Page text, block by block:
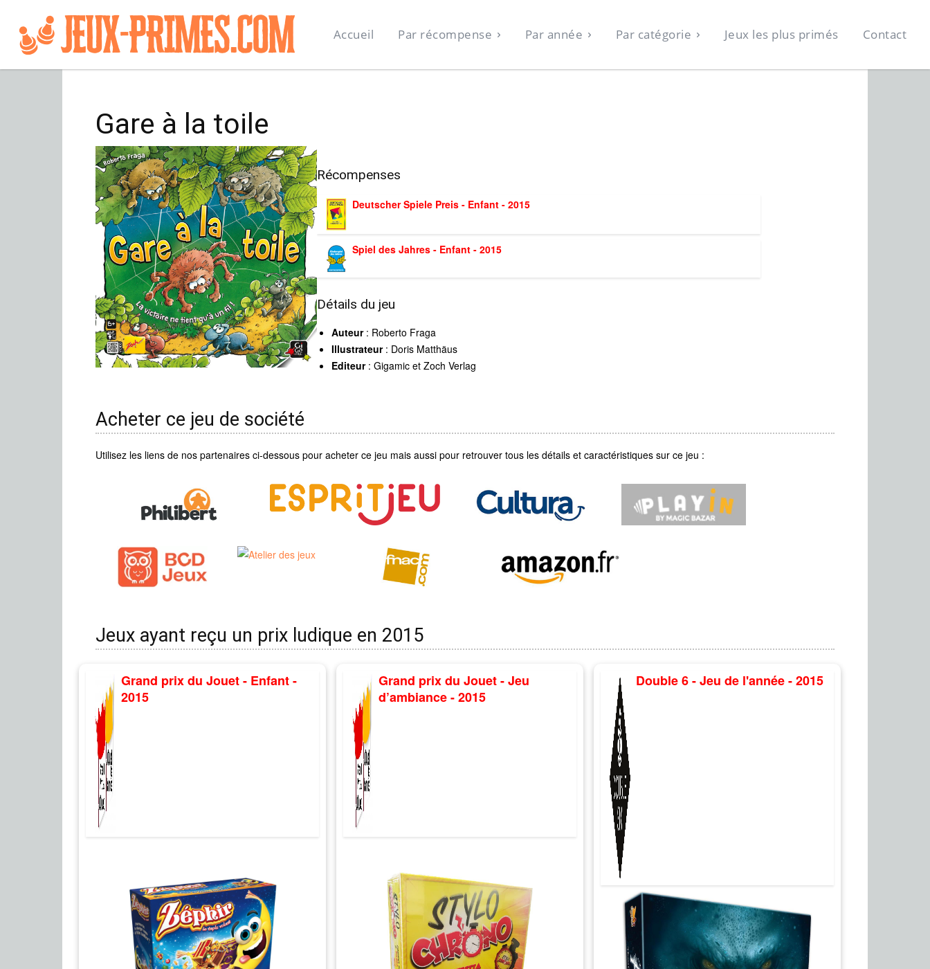
Accueil Par récompense Par année Par catégorie Jeux les plus primés Contact
Gare à la toile
Récompenses
Deutscher Spiele Preis - Enfant - 2015
Spiel des Jahres - Enfant - 2015
Détails du jeu
Auteur: Roberto Fraga
Illustrateur: Doris Matthäus
Editeur: Gigamic et Zoch Verlag
Acheter ce jeu de société
Utilisez les liens de nos partenaires ci-dessous pour acheter ce jeu mais aussi pour retrouver tous les détails et caractéristiques sur ce jeu :
Jeux ayant reçu un prix ludique en 2015
Grand prix du Jouet - Enfant -
2015
Grand prix du Jouet - Jeu
d’ambiance - 2015
Double 6 - Jeu de l'année - 2015